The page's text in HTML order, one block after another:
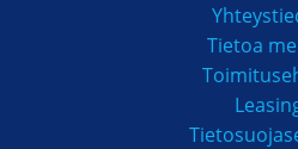
Tietoa